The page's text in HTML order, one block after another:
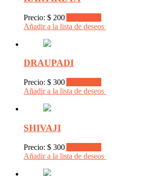
Precio: $ 200
Añadir a la lista de deseos
DRAUPADI
Precio: $ 300
Añadir a la lista de deseos
SHIVAJI
Precio: $ 300
Añadir a la lista de deseos